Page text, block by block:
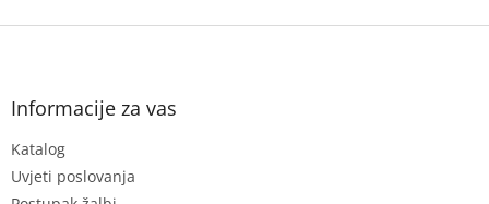
n
F
Informacije za vas
Katalog
Uvjeti poslovanja